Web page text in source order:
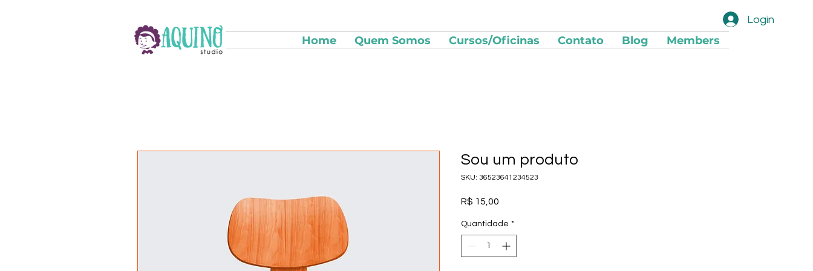
Home Quem Somos Cursos/Oficinas Contato Blog Members
Login
Sou um produto
SKU: 36523641234523
R$ 15,00
Quantidade *